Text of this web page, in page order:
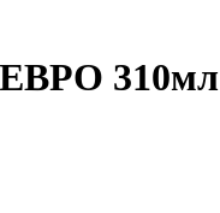
ЕВРО 310мл